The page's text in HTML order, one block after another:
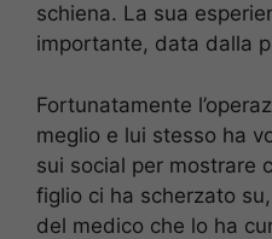
schiena. La sua
importante, data dalla
Fortunatamente
meglio e lui stesso ha
sui social per mostrare
figlio ci ha scherzato
del medico che lo ha